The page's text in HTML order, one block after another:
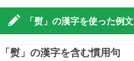
「熨」の漢字を使った例文
「熨」の漢字を含む慣用句